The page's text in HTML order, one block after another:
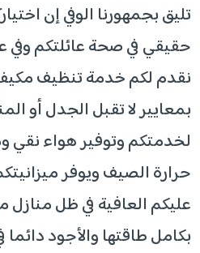
تليق بجمهورنا الوفي إن
حقيقي في صحة عائلتكم
نقدم لكم خدمة تنظيف
بمعايير لا تقبل الجدل أو
لخدمتكم وتوفير هواء
حرارة الصيف ويوفر
عليكم العافية في ظل
بكامل طاقتها والأجود